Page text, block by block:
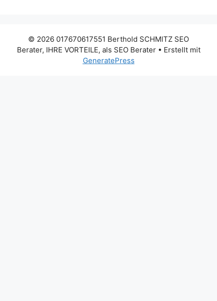
© 2026 017670617551 Berthold SCHMITZ SEO
Berater, IHRE VORTEILE, als SEO Berater• Erstellt mit
GeneratePress